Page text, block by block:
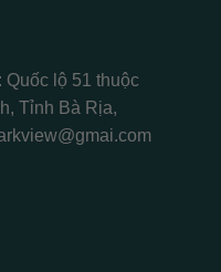
Quốc lộ 51 thuộc
Tỉnh Bà Rịa,